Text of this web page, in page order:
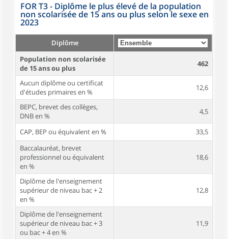
FOR T3 - Diplôme le plus élevé de la population
non scolarisée de 15 ans ou plus selon le sexe en
2023
Diplôme
Population non scolarisée
de 15 ans ou plus
462
Aucun diplôme ou certificat
d'études primaires en %
12,6
BEPC, brevet des collèges,
DNB en %
4,5
CAP, BEP ou équivalent en %
33,5
Baccalauréat, brevet
professionnel ou équivalent
en %
18,6
Diplôme de l'enseignement
supérieur de niveau bac + 2
en %
12,8
Diplôme de l'enseignement
supérieur de niveau bac + 3
ou bac + 4 en %
11,9